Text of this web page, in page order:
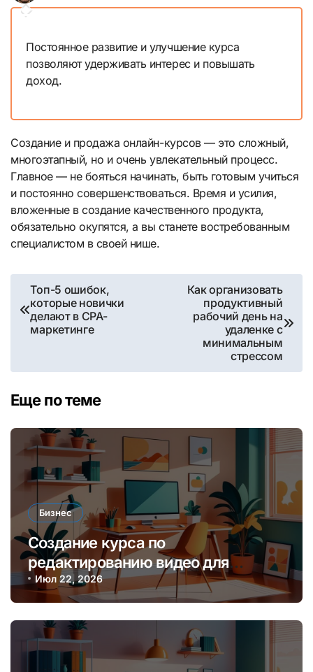
Постоянное развитие и улучшение курса
позволяют удерживать интерес и повышать
доход.
Создание и продажа онлайн-курсов — это сложный,
многоэтапный, но и очень увлекательный процесс.
Главное — не бояться начинать, быть готовым учиться
и постоянно совершенствоваться. Время и усилия,
вложенные в создание качественного продукта,
обязательно окупятся, а вы станете востребованным
специалистом в своей нише.
Навигация
по
записям
Топ-5 ошибок,
которые новички
делают в CPA-
маркетинге
Как организовать
продуктивный
рабочий день на
удаленке с
минимальным
стрессом
Еще по теме
Бизнес
Создание курса по
редактированию видео для
начинающих блогеров и платформ
онлайн-обучения
Июл 22, 2026